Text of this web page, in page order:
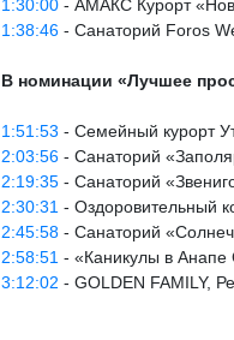
1:30:00 - АМАКС Курорт
1:38:46 - Санаторий Foros
В номинации «Лучшее
1:51:53 - Семейный курорт
2:03:56 - Санаторий
2:19:35 - Санаторий
2:30:31 - Оздоровительный
2:45:58 - Санаторий
2:58:51 - «Каникулы в Анапе
3:12:02 - GOLDEN FAMILY,